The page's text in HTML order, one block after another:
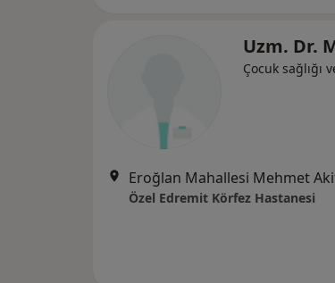
Uzm. Dr.
Çocuk sağlığı
Özel Edremit Körfez Hastanesi